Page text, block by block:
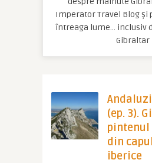
Imperator Travel Blog și
întreaga lume… inclusiv
Gibraltar
(ep. 3).
din
iberice